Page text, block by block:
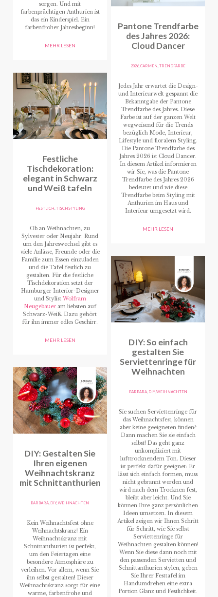
sorgen. Und mit
farbenprächtigen Anthurien ist
das ein Kinderspiel. Ein
farbenfroher Jahresbeginn!
MEHR LESEN
Festliche
Tischdekoration:
elegant in Schwarz
und Weiß tafeln
FESTLICH TISCHSTYLING
Ob an Weihnachten, zu
Sylvester oder Neujahr: Rund
um den Jahreswechsel gibt es
viele Anlässe, Freunde oder die
Familie zum Essen einzuladen
und die Tafel festlich zu
gestalten. Für die festliche
Tischdekoration setzt der
Hamburger Interior-Designer
und Stylist Wolfram
Neugebaueram liebsten auf
Schwarz-Weiß. Dazu gehört
für ihn immer edles Geschirr.
MEHR LESEN
DIY: Gestalten Sie
Ihren eigenen
Weihnachtskranz
mit Schnittanthurien
BARBARA DIY,WEIHNACHTEN
Kein Weihnachtsfest ohne
Weihnachtskranz! Ein
Weihnachtskranz mit
Schnittanthurien ist perfekt,
um den Feiertagen eine
besondere Atmosphäre zu
verleihen. Vor allem, wenn Sie
ihn selbst gestalten! Dieser
Weihnachtskranz sorgt für eine
warme, farbenfrohe und
Pantone Trendfarbe
des Jahres 2026:
Cloud Dancer
2026, CARMEN TRENDFARBE
Jedes Jahr erwartet die Design-
und Interieurwelt gespannt die
Bekanntgabe der Pantone
Trendfarbe des Jahres. Diese
Farbe ist auf der ganzen Welt
wegweisend für die Trends
bezüglich Mode, Interieur,
Lifestyle und floralem Styling.
Die Pantone Trendfarbe des
Jahres 2026 ist Cloud Dancer.
In diesem Artikel informieren
wir Sie, was die Pantone
Trendfarbe des Jahres 2026
bedeutet und wie diese
Trendfarbe beim Styling mit
Anthurien im Haus und
Interieur umgesetzt wird.
MEHR LESEN
DIY: So einfach
gestalten Sie
Serviettenringe für
Weihnachten
BARBARA, DIY, WEIHNACHTEN
Sie suchen Serviettenringe für
das Weihnachtsfest, können
aber keine geeigneten finden?
Dann machen Sie sie einfach
selbst! Das geht ganz
unkompliziert mit
lufttrocknendem Ton. Dieser
ist perfekt dafür geeignet: Er
lässt sich einfach formen, muss
nicht gebrannt werden und
wird nach dem Trocknen fest,
bleibt aber leicht. Und Sie
können Ihre ganz persönlichen
Ideen umsetzen. In diesem
Artikel zeigen wir Ihnen Schritt
für Schritt, wie Sie selbst
Serviettenringe für
Weihnachten gestalten können!
Wenn Sie diese dann noch mit
den passenden Servietten und
Schnittanthurien stylen, geben
Sie Ihrer Festtafel im
Handumdrehen eine extra
Portion Glanz und Festlichkeit.